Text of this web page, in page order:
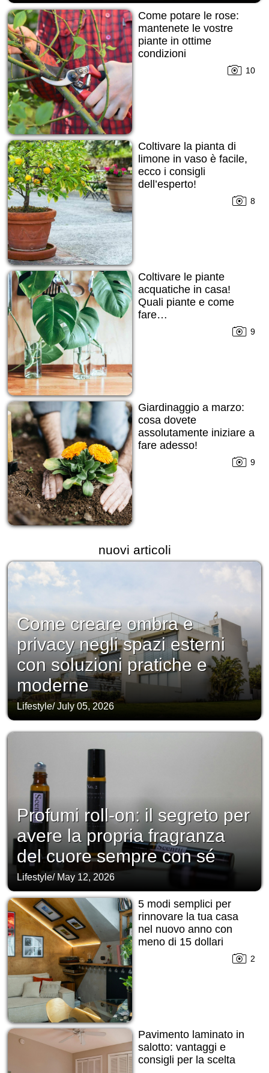
Come potare le rose:
mantenete le vostre
piante in ottime
condizioni
10
Coltivare la pianta di
limone in vaso è facile,
ecco i consigli
dell’esperto!
8
Coltivare le piante
acquatiche in casa!
Quali piante e come
fare…
9
Giardinaggio a marzo:
cosa dovete
assolutamente iniziare a
fare adesso!
9
nuovi articoli
Come creare ombra e
privacy negli spazi esterni
con soluzioni pratiche e
moderne
Lifestyle/July 05, 2026
Profumi roll-on: il segreto per
avere la propria fragranza
del cuore sempre con sé
Lifestyle/ May 12, 2026
5 modi semplici per
rinnovare la tua casa
nel nuovo anno con
meno di 15 dollari
2
Pavimento laminato in
salotto: vantaggi e
consigli per la scelta